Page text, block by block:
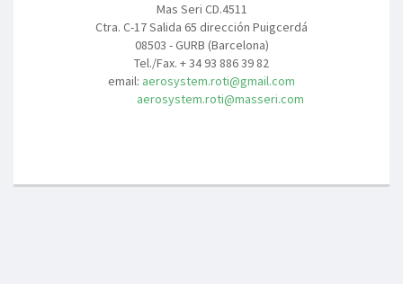
Mas Seri CD.4511
Ctra. C-17 Salida 65 dirección Puigcerdá
08503 - GURB (Barcelona)
Tel./Fax. + 34 93 886 39 82
email: aerosystem.roti@gmail.com
aerosystem.roti@masseri.com